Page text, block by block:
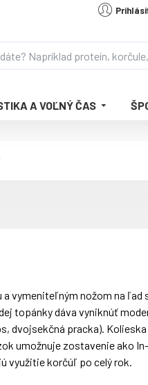
A VOĽNÝ ČAS
vymeniteľným nožom na ľad
topánky dáva vyniknúť
dvojsekčná pracka).
umožnuje zostavenie ako
využitie korčúľ po celý rok.